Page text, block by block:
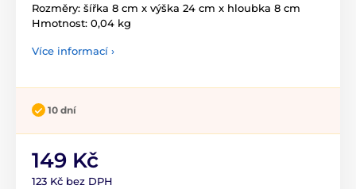
Rozměry: šířka 8 cm x výška 24 cm x hloubka 8 cm
Hmotnost: 0,04 kg
Více informací ›
10 dní
149 Kč
123 Kč bez DPH